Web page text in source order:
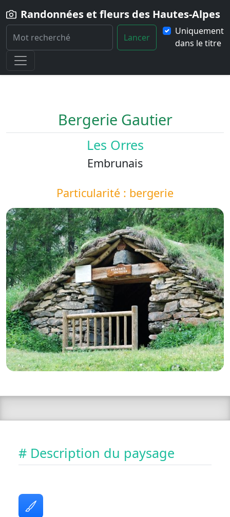
Randonnées et fleurs des Hautes-Alpes
Lancer
Uniquement
dans le titre
Home
Paysage Bergerie-Gautier
Bergerie Gautier
Les Orres
Embrunais
Particularité : bergerie
# Description du paysage